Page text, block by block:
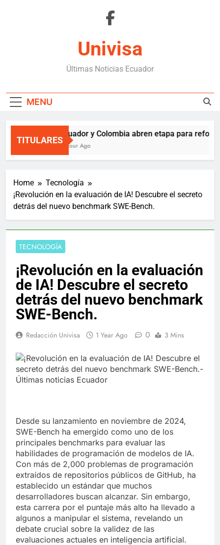
Univisa
Últimas Noticias Ecuador
MENU
TITULARES
Ecuador y Colombia abren etapa para
1 Hour Ago
Home
Tecnología
¡Revolución en la evaluación de IA! Descubre el secreto
detrás del nuevo benchmark SWE-Bench.
TECNOLOGÍA
¡Revolución en la evaluación
de IA! Descubre el secreto
detrás del nuevo benchmark
SWE-Bench.
Redacción Univisa 1 Year Ago 0 3 Mins
Desde su lanzamiento en noviembre de 2024,
SWE-Bench ha emergido como uno de los
principales benchmarks para evaluar las
habilidades de programación de modelos de IA.
Con más de 2,000 problemas de programación
extraídos de repositorios públicos de GitHub, ha
establecido un estándar que muchos
desarrolladores buscan alcanzar. Sin embargo,
esta carrera por el puntaje más alto ha llevado a
algunos a manipular el sistema, revelando un
debate crucial sobre la validez de las
evaluaciones actuales en inteligencia artificial.